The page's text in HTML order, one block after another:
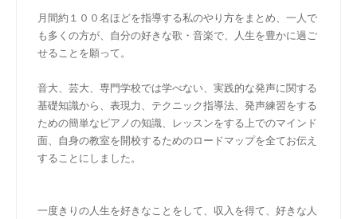
月間約１００名ほどを指導する私のやり方をまとめ、一人で
も多くの方が、自分の好きな歌・音楽で、人生を豊かに過ご
せることを願って。
音大、芸大、専門学校では学べない、実践的な発声に関する
基礎知識から、表現力、テクニック指導法、発声練習をする
ための簡単なピアノの知識、レッスンをする上でのマインド
面、自身の教室を開校するためのロードマップを全てお伝え
することにしました。
一度きりの人生を好きなことをして、収入を得て、好きな人